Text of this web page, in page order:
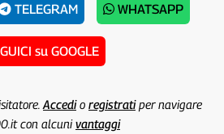
TELEGRAM WHATSAPP
su GOOGLE
Accedio registratiper navigare
con alcunivantaggi